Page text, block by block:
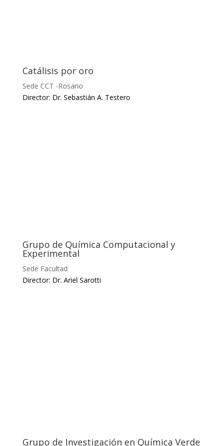
Catálisis por oro
Sede CCT -Rosario
Director: Dr. Sebastián A. Testero
Grupo de Química Computacional y
Experimental
Sede Facultad
Director: Dr. Ariel Sarotti
Grupo de Investigación en Química Verde